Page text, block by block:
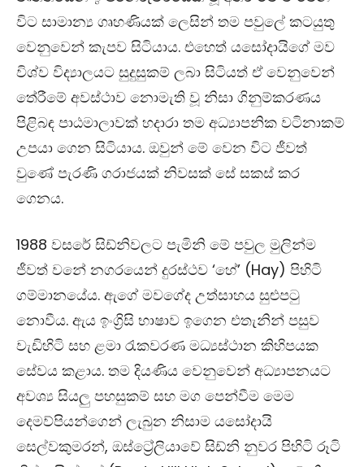
විට සාමාන්‍ය ගෘහණියක් ලෙසින් තම පවුලේ කටයුතු
වෙනුවෙන් කැපව සිටියාය. එහෙත් යසෝදායිගේ මව
විශ්ව විද්‍යාලයට සුදුසුකම් ලබා සිටියත් ඒ වෙනුවෙන්
තේරීමේ අවස්ථාව නොමැති වූ නිසා ගිනුම්කරණය
පිළිබඳ පාඨමාලාවක් හදාරා තම අධ්‍යාපනික වටිනාකම්
උපයා ගෙන සිටියාය. ඔවුන් මේ වෙන විට ජීවත්
වුණේ පැරණි ගරාජයක් නිවසක් සේ සකස් කර
ගෙනය.
1988 වසරේ සිඩ්නිවලට පැමිනි මේ පවුල මුලින්ම
ජීවත් වනේ නගරයෙන් දුරස්ථව ‘හේ’ (Hay) පිහිටි
ගම්මානයේය. ඇගේ මවගේද උත්සාහය සුළුපටු
නොවීය. ඇය ඉංග්‍රිසි භාෂාව ඉගෙන එතැනින් පසුව
වැඩිහිටි සහ ළමා රැකවරණ මධ්‍යස්ථාන කිහිපයක
සේවය කළාය. තම දියණිය වෙනුවෙන් අධ්‍යාපනයට
අවශ්‍ය සියලු පහසුකම් සහ මග පෙන්වීම මෙම
දෙමව්පියන්ගෙන් ලැබුන නිසාම යසෝදායි
සෙල්වකුමරන්, ඔස්ට්‍රේලියාවේ සිඩ්නි නුවර පිහිටි රූටි